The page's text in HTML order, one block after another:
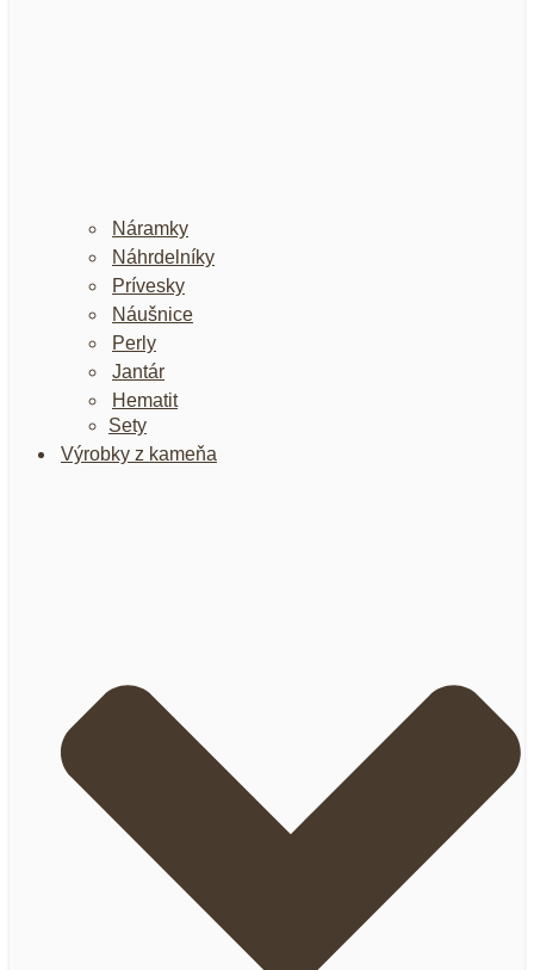
Náramky
Náhrdelníky
Prívesky
Náušnice
Perly
Jantár
Hematit
Sety
Výrobky z kameňa